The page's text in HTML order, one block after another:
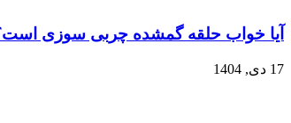
آیا خواب حلقه گمشده چربی‌ سوزی
17 دی, 1404